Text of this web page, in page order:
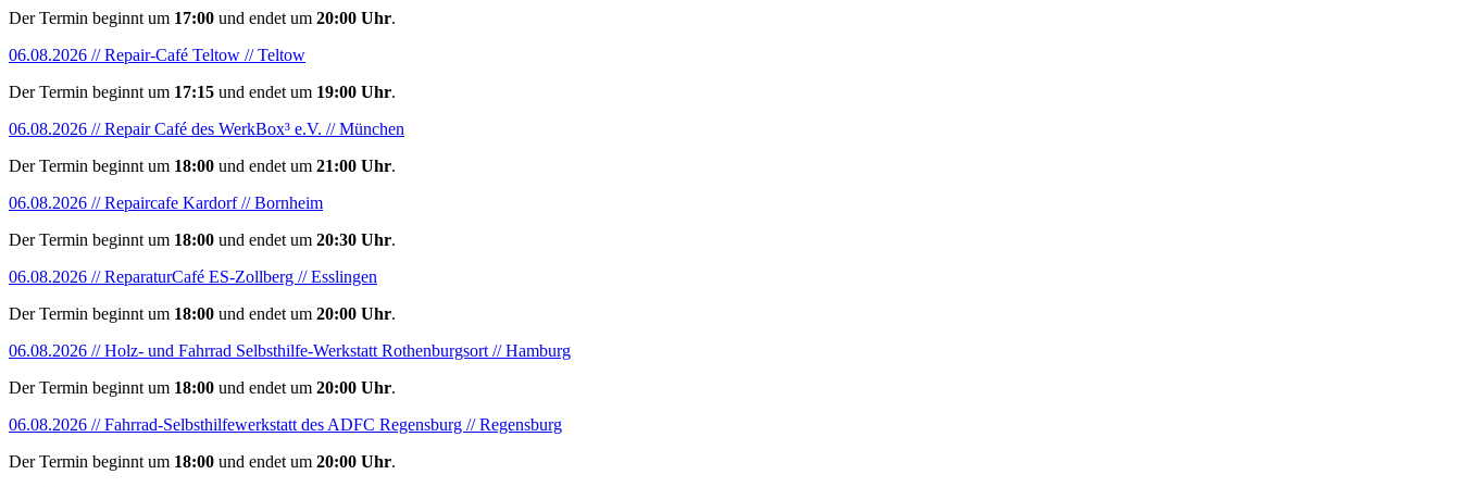
Der Termin beginnt um 17:00 und endet um 20:00 Uhr.
06.08.2026 // Repair-Café Teltow // Teltow
Der Termin beginnt um 17:15 und endet um 19:00 Uhr.
06.08.2026 // Repair Café des WerkBox³ e.V. // München
Der Termin beginnt um 18:00 und endet um 21:00 Uhr.
06.08.2026 // Repaircafe Kardorf // Bornheim
Der Termin beginnt um 18:00 und endet um 20:30 Uhr.
06.08.2026 // ReparaturCafé ES-Zollberg // Esslingen
Der Termin beginnt um 18:00 und endet um 20:00 Uhr.
06.08.2026 // Holz- und Fahrrad Selbsthilfe-Werkstatt Rothenburgsort // Hamburg
Der Termin beginnt um 18:00 und endet um 20:00 Uhr.
06.08.2026 // Fahrrad-Selbsthilfewerkstatt des ADFC Regensburg // Regensburg
Der Termin beginnt um 18:00 und endet um 20:00 Uhr.